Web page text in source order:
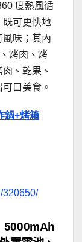
度熱風循
既可更快地
味；其內
烤肉、烤
、乾果、
口美食。
鍋+烤箱
320650/
5000mAh